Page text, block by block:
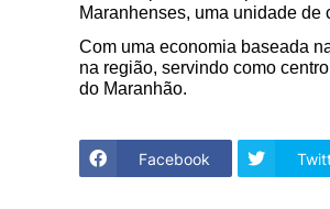
Maranhenses, uma unidade de
Com uma economia baseada
na região, servindo como
do Maranhão.
Facebook